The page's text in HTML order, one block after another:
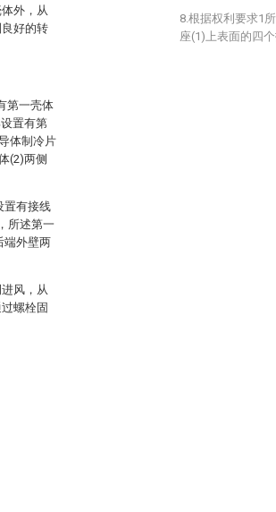
外，从
好的转
第一壳体
置有第
体制冷片
(2)两侧
置有接线
所述第一
端外壁两
风，从
螺栓固
8.根据权利要求1
座(1)上表面的四